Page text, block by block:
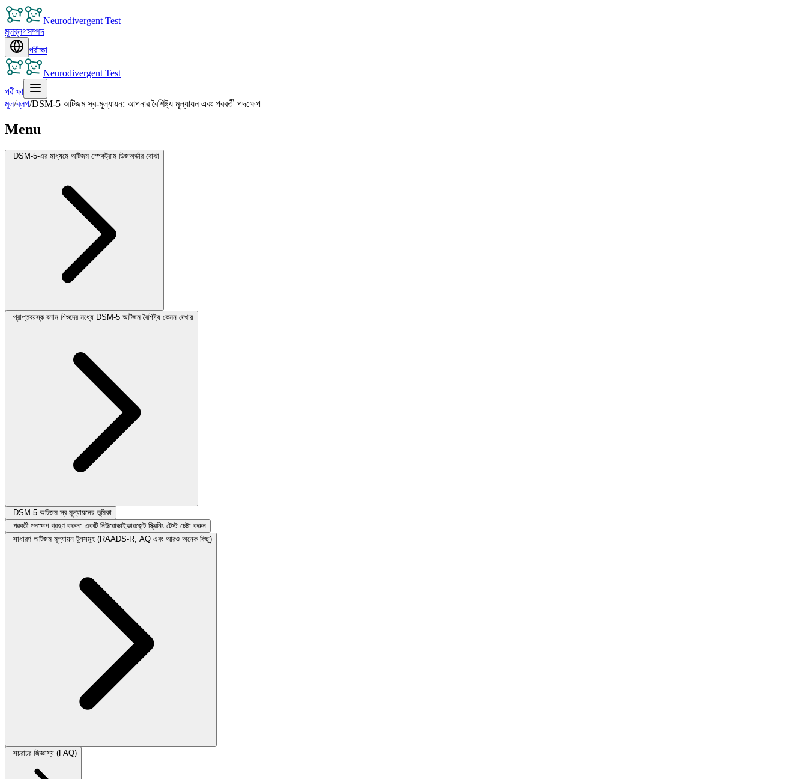
Neurodivergent Test
মূলব্লগসম্পদ
পরীক্ষা
Neurodivergent Test
পরীক্ষা
মূল/ব্লগ/DSM-5 অটিজম স্ব-মূল্যায়ন: আপনার বৈশিষ্ট্য মূল্যায়ন এবং পরবর্তী পদক্ষেপ
Menu
DSM-5-এর মাধ্যমে অটিজম স্পেকট্রাম ডিজঅর্ডার বোঝা
প্রাপ্তবয়স্ক বনাম শিশুদের মধ্যে DSM-5 অটিজম বৈশিষ্ট্য কেমন দেখায়
DSM-5 অটিজম স্ব-মূল্যায়নের ভূমিকা
পরবর্তী পদক্ষেপ গ্রহণ করুন: একটি নিউরোডাইভারজেন্ট স্ক্রিনিং টেস্ট চেষ্টা করুন
সাধারণ অটিজম মূল্যায়ন টুলসমূহ (RAADS-R, AQ এবং আরও অনেক কিছু)
সচরাচর জিজ্ঞাস্য (FAQ)